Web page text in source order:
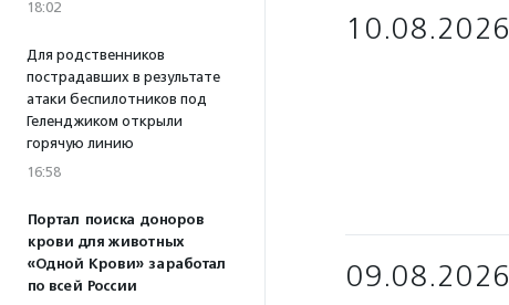
18:02
Для родственников
пострадавших в результате
атаки беспилотников под
Геленджиком открыли
горячую линию
16:58
Портал поиска доноров
крови для животных
«Одной Крови» заработал
по всей России
10.08.2026
09.08.2026